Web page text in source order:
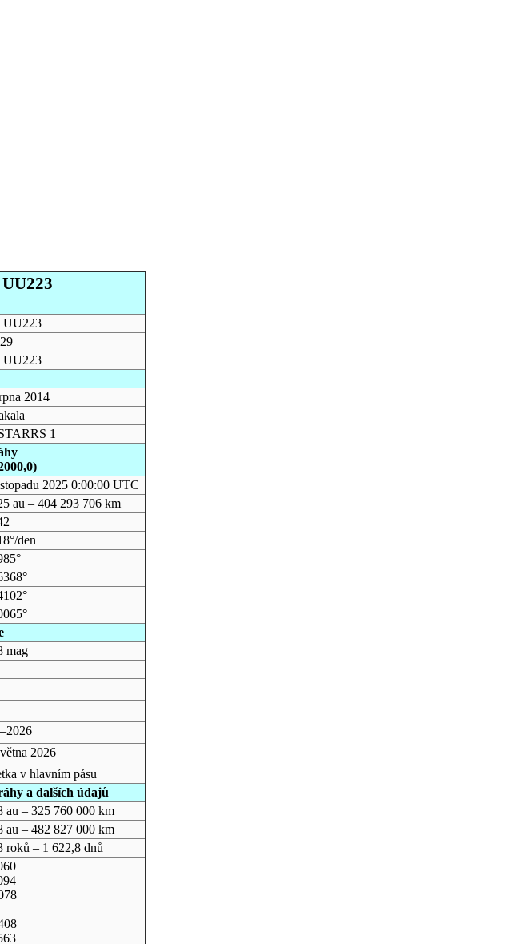
UU223
UU223
2014
1
2025 0:00:00 UTC
au – 404 293 706 km
den
mag
2026
v hlavním pásu
a dalších údajů
au – 325 760 000 km
au – 482 827 000 km
roků – 1 622,8 dnů